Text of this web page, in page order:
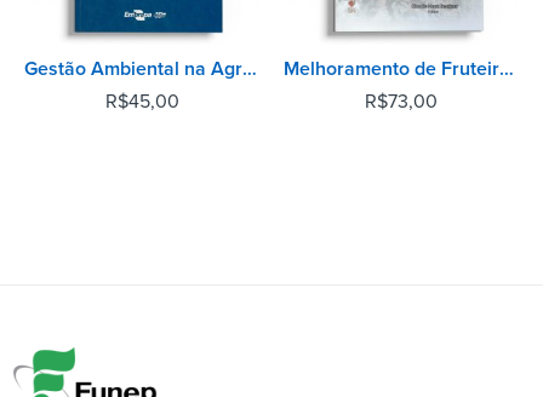
Gestão Ambiental na Agropecuária - Volume 2
R$45,00
Melhoramento de Fruteiras de Clima Temperado
R$73,00